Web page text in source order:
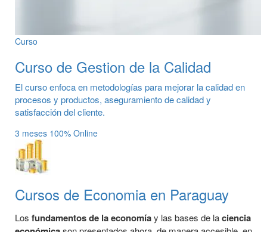
Curso
Curso de Gestion de la Calidad
El curso enfoca en metodologías para mejorar la calidad en
procesos y productos, aseguramiento de calidad y
satisfacción del cliente.
3 meses 100% Online
Cursos de Economia en Paraguay
Los fundamentos de la economíay las bases de laciencia